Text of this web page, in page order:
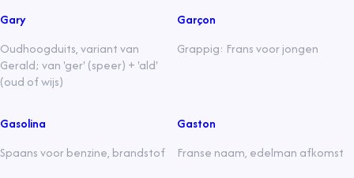
Gary
Oudhoogduits, variant van
Gerald; van 'ger' (speer) + 'ald'
(oud of wijs)
Garçon
Grappig: Frans voor jongen
Gasolina
Spaans voor benzine, brandstof
Gaston
Franse naam, edelman afkomst